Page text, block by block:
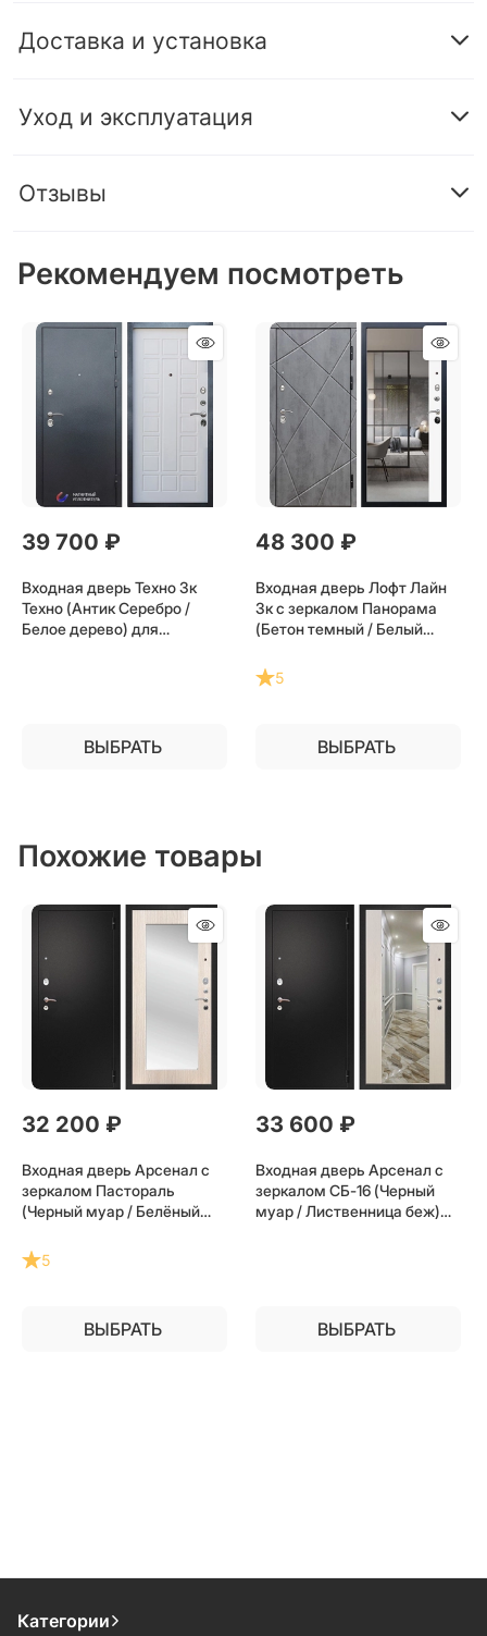
Доставка и установка
Уход и эксплуатация
Отзывы
Рекомендуем посмотреть
39 700 ₽
Входная дверь Техно 3к
Техно (Антик Серебро /
Белое дерево) для
ВЫБРАТЬ
48 300 ₽
Входная дверь Лофт Лайн
3к с зеркалом Панорама
(Бетон темный / Белый
квартиру
5
ВЫБРАТЬ
Похожие товары
32 200 ₽
Входная дверь Арсенал с
зеркалом Пастораль
(Черный муар / Белёный
квартиру
5
ВЫБРАТЬ
33 600 ₽
Входная дверь Арсенал с
зеркалом СБ-16 (Черный
муар / Лиственница беж)
ВЫБРАТЬ
Категории